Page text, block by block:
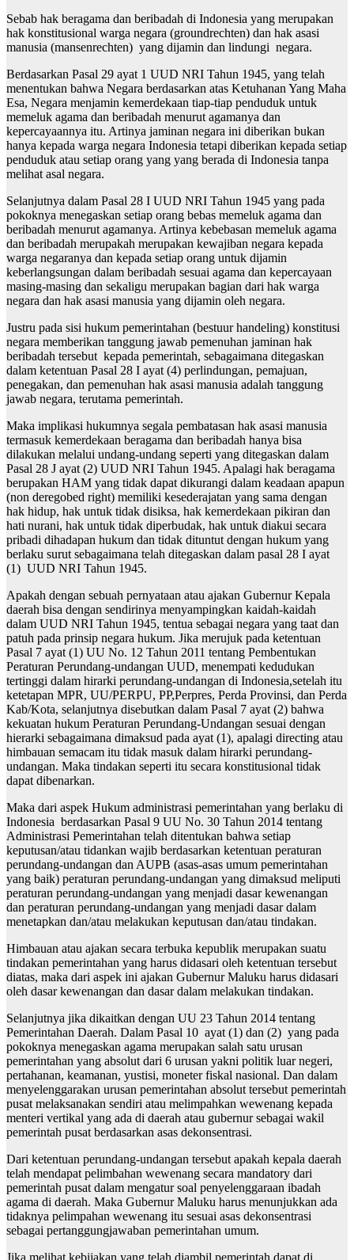
Sebab hak beragama dan beribadah di Indonesia yang merupakan
hak konstitusional warga negara (groundrechten) dan hak asasi
manusia (mansenrechten) yang dijamin dan lindungi negara.
Berdasarkan Pasal 29 ayat 1 UUD NRI Tahun 1945, yang telah
menentukan bahwa Negara berdasarkan atas Ketuhanan Yang Maha
Esa, Negara menjamin kemerdekaan tiap-tiap penduduk untuk
memeluk agama dan beribadah menurut agamanya dan
kepercayaannya itu. Artinya jaminan negara ini diberikan bukan
hanya kepada warga negara Indonesia tetapi diberikan kepada setiap
penduduk atau setiap orang yang yang berada di Indonesia tanpa
melihat asal negara.
Selanjutnya dalam Pasal 28 I UUD NRI Tahun 1945 yang pada
pokoknya menegaskan setiap orang bebas memeluk agama dan
beribadah menurut agamanya. Artinya kebebasan memeluk agama
dan beribadah merupakah merupakan kewajiban negara kepada
warga negaranya dan kepada setiap orang untuk dijamin
keberlangsungan dalam beribadah sesuai agama dan kepercayaan
masing-masing dan sekaligu merupakan bagian dari hak warga
negara dan hak asasi manusia yang dijamin oleh negara.
Justru pada sisi hukum pemerintahan (bestuur handeling) konstitusi
negara memberikan tanggung jawab pemenuhan jaminan hak
beribadah tersebut kepada pemerintah, sebagaimana ditegaskan
dalam ketentuan Pasal 28 I ayat (4) perlindungan, pemajuan,
penegakan, dan pemenuhan hak asasi manusia adalah tanggung
jawab negara, terutama pemerintah.
Maka implikasi hukumnya segala pembatasan hak asasi manusia
termasuk kemerdekaan beragama dan beribadah hanya bisa
dilakukan melalui undang-undang seperti yang ditegaskan dalam
Pasal 28 J ayat (2) UUD NRI Tahun 1945. Apalagi hak beragama
berupakan HAM yang tidak dapat dikurangi dalam keadaan apapun
(non deregobed right) memiliki kesederajatan yang sama dengan
hak hidup, hak untuk tidak disiksa, hak kemerdekaan pikiran dan
hati nurani, hak untuk tidak diperbudak, hak untuk diakui secara
pribadi dihadapan hukum dan tidak dituntut dengan hukum yang
berlaku surut sebagaimana telah ditegaskan dalam pasal 28 I ayat
(1) UUD NRI Tahun 1945.
Apakah dengan sebuah pernyataan atau ajakan Gubernur Kepala
daerah bisa dengan sendirinya menyampingkan kaidah-kaidah
dalam UUD NRI Tahun 1945, tentua sebagai negara yang taat dan
patuh pada prinsip negara hukum. Jika merujuk pada ketentuan
Pasal 7 ayat (1) UU No. 12 Tahun 2011 tentang Pembentukan
Peraturan Perundang-undangan UUD, menempati kedudukan
tertinggi dalam hirarki perundang-undangan di Indonesia,setelah itu
ketetapan MPR, UU/PERPU, PP,Perpres, Perda Provinsi, dan Perda
Kab/Kota, selanjutnya disebutkan dalam Pasal 7 ayat (2) bahwa
kekuatan hukum Peraturan Perundang-Undangan sesuai dengan
hierarki sebagaimana dimaksud pada ayat (1), apalagi directing atau
himbauan semacam itu tidak masuk dalam hirarki perundang-
undangan. Maka tindakan seperti itu secara konstitusional tidak
dapat dibenarkan.
Maka dari aspek Hukum administrasi pemerintahan yang berlaku di
Indonesia berdasarkan Pasal 9 UU No. 30 Tahun 2014 tentang
Administrasi Pemerintahan telah ditentukan bahwa setiap
keputusan/atau tidankan wajib berdasarkan ketentuan peraturan
perundang-undangan dan AUPB (asas-asas umum pemerintahan
yang baik) peraturan perundang-undangan yang dimaksud meliputi
peraturan perundang-undangan yang menjadi dasar kewenangan
dan peraturan perundang-undangan yang menjadi dasar dalam
menetapkan dan/atau melakukan keputusan dan/atau tindakan.
Himbauan atau ajakan secara terbuka kepublik merupakan suatu
tindakan pemerintahan yang harus didasari oleh ketentuan tersebut
diatas, maka dari aspek ini ajakan Gubernur Maluku harus didasari
oleh dasar kewenangan dan dasar dalam melakukan tindakan.
Selanjutnya jika dikaitkan dengan UU 23 Tahun 2014 tentang
Pemerintahan Daerah. Dalam Pasal 10 ayat (1) dan (2) yang pada
pokoknya menegaskan agama merupakan salah satu urusan
pemerintahan yang absolut dari 6 urusan yakni politik luar negeri,
pertahanan, keamanan, yustisi, moneter fiskal nasional. Dan dalam
menyelenggarakan urusan pemerintahan absolut tersebut pemerintah
pusat melaksanakan sendiri atau melimpahkan wewenang kepada
menteri vertikal yang ada di daerah atau gubernur sebagai wakil
pemerintah pusat berdasarkan asas dekonsentrasi.
Dari ketentuan perundang-undangan tersebut apakah kepala daerah
telah mendapat pelimbahan wewenang secara mandatory dari
pemerintah pusat dalam mengatur soal penyelenggaraan ibadah
agama di daerah. Maka Gubernur Maluku harus menunjukkan ada
tidaknya pelimpahan wewenang itu sesuai asas dekonsentrasi
sebagai pertanggungjawaban pemerintahan umum.
Jika melihat kebijakan yang telah diambil pemerintah dapat di